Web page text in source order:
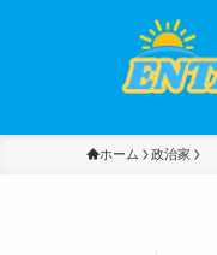
ホーム 政治家